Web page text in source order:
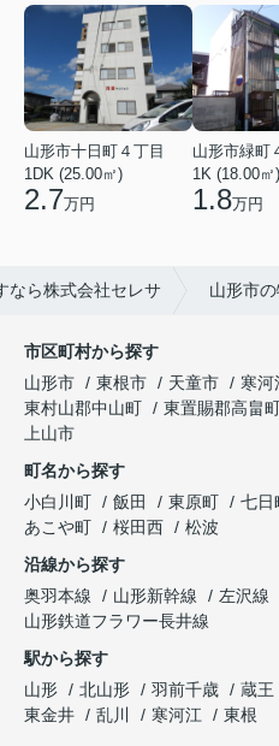
山形市十日町４丁目
1DK (25.00㎡)
2.7万円
山形市緑町
1K (18.00㎡)
1.8万円
なら株式会社セレサ 山形市
市区町村から探す
山形市
東根市 天童市 寒河
東村山郡中山町
東置賜郡高畠
上山市
町名から探す
小白川町
飯田 東原町 七日
あこや町
桜田西
松波
沿線から探す
奥羽本線
山形新幹線 左沢線
山形鉄道フラワー長井線
駅から探す
山形
北山形 羽前千歳 蔵王
東金井
乱川 寒河江 東根